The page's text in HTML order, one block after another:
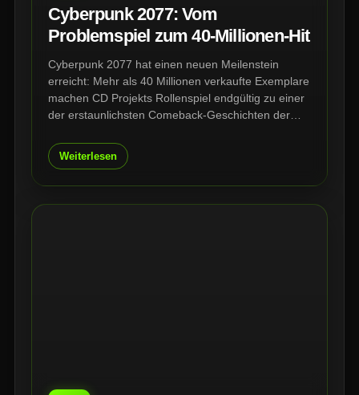
Cyberpunk 2077: Vom
Problemspiel zum 40-Millionen-Hit
Cyberpunk 2077 hat einen neuen Meilenstein
erreicht: Mehr als 40 Millionen verkaufte Exemplare
machen CD Projekts Rollenspiel endgültig zu einer
der erstaunlichsten Comeback-Geschichten der
Phantom Liberty und Edgerunners steht Night City
heute stärker da als je zuvor.
Weiterlesen